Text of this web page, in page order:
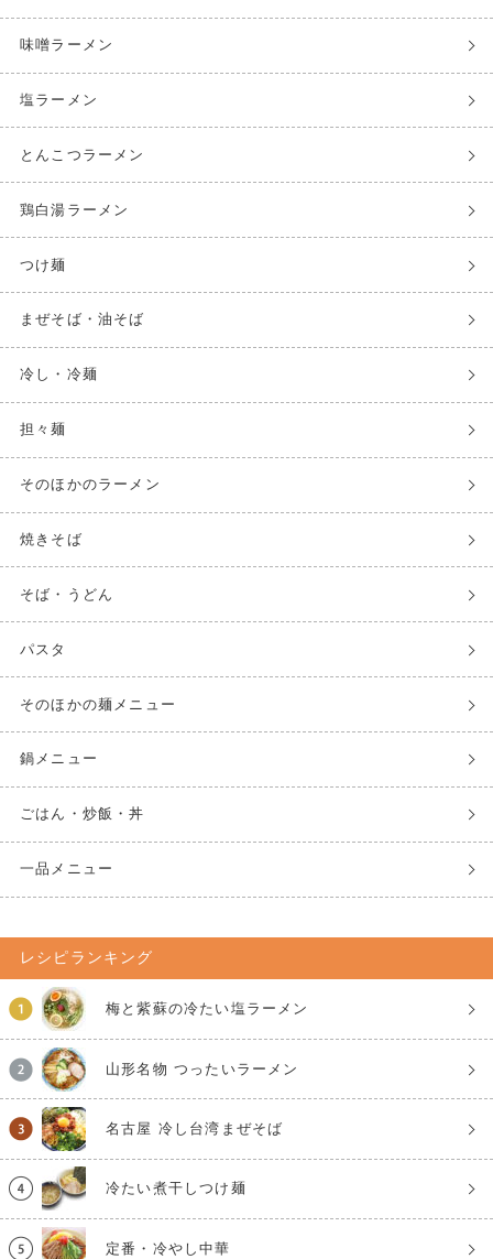
味噌ラーメン
塩ラーメン
とんこつラーメン
鶏白湯ラーメン
つけ麺
まぜそば・油そば
冷し・冷麺
担々麺
そのほかのラーメン
焼きそば
そば・うどん
パスタ
そのほかの麺メニュー
鍋メニュー
ごはん・炒飯・丼
一品メニュー
レシピランキング
梅と紫蘇の冷たい塩ラーメン
山形名物 つったいラーメン
名古屋 冷し台湾まぜそば
冷たい煮干しつけ麺
定番・冷やし中華